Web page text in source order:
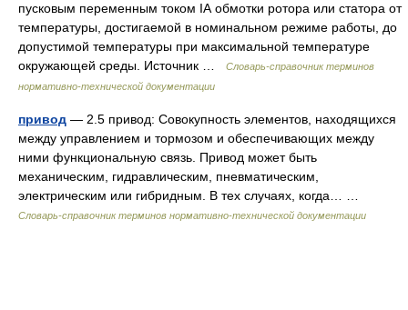
пусковым переменным током IА обмотки ротора или статора от
температуры, достигаемой в номинальном режиме работы, до
допустимой температуры при максимальной температуре
окружающей среды. Источник …
Словарь-справочник терминов
нормативно-технической документации
привод — 2.5 привод: Совокупность элементов, находящихся
между управлением и тормозом и обеспечивающих между
ними функциональную связь. Привод может быть
механическим, гидравлическим, пневматическим,
электрическим или гибридным. В тех случаях, когда… …
Словарь-справочник терминов нормативно-технической документации